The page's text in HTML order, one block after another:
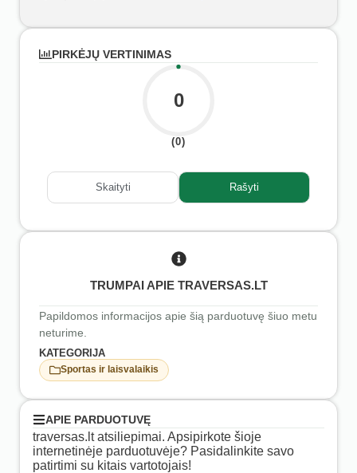
PIRKĖJŲ VERTINIMAS
0
(0)
Skaityti Rašyti
TRUMPAI APIE TRAVERSAS.LT
Papildomos informacijos apie šią parduotuvę šiuo metu
neturime.
KATEGORIJA
Sportas ir laisvalaikis
APIE PARDUOTUVĘ
traversas.lt atsiliepimai. Apsipirkote šioje
internetinėje parduotuvėje? Pasidalinkite savo
patirtimi su kitais vartotojais!